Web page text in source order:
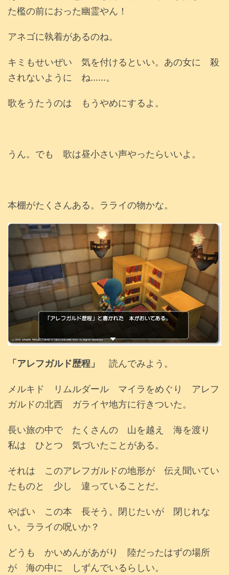
た檻の前におった幽霊やん！
アネゴに執着があるのね。
キミもせいぜい 気を付けるといい。あの女に 殺
されないように ね……。
歌をうたうのは もうやめにするよ。
うん。でも 歌は昼小さい声やったらいいよ。
本棚がたくさんある。ラライの物かな。
「アレフガルド歴程」 読んでみよう。
メルキド リムルダール マイラをめぐり アレフ
ガルドの北西 ガライヤ地方に行きついた。
長い旅の中で たくさんの 山を越え 海を渡り
私は ひとつ 気づいたことがある。
それは このアレフガルドの地形が 伝え聞いてい
たものと 少し 違っていることだ。
やばい この本 長そう。閉じたいが 閉じれな
い。ラライの呪いか？
どうも かいめんがあがり 陸だったはずの場所
が 海の中に しずんでいるらしい。